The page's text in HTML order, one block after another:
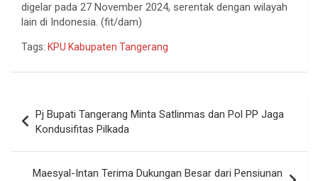
digelar pada 27 November 2024, serentak dengan wilayah
lain di Indonesia. (fit/dam)
Tags: KPU Kabupaten Tangerang
pos
Pj Bupati Tangerang Minta Satlinmas dan Pol PP Jaga
Kondusifitas Pilkada
Maesyal-Intan Terima Dukungan Besar dari Pensiunan